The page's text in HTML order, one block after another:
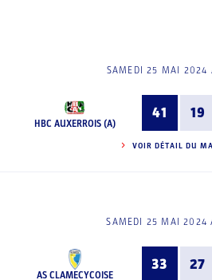
SAMEDI 25 MAI 2024
HBC AUXERROIS (A)
41 19
VOIR DÉTAIL DU
SAMEDI 25 MAI 2024
AS CLAMECYCOISE
33 27